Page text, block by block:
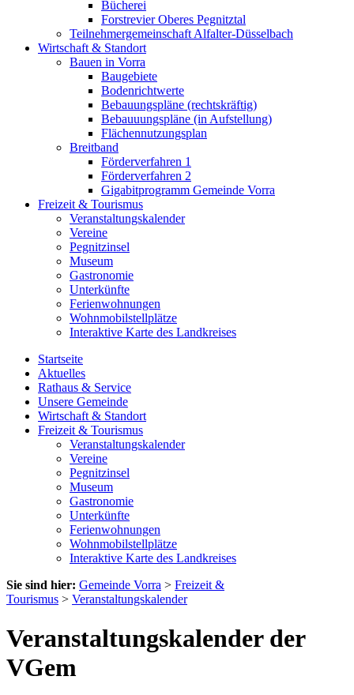
Bücherei
Forstrevier Oberes Pegnitztal
Teilnehmergemeinschaft Alfalter-Düsselbach
Wirtschaft & Standort
Bauen in Vorra
Baugebiete
Bodenrichtwerte
Bebauungspläne (rechtskräftig)
Bebauuungspläne (in Aufstellung)
Flächennutzungsplan
Breitband
Förderverfahren 1
Förderverfahren 2
Gigabitprogramm Gemeinde Vorra
Freizeit & Tourismus
Veranstaltungskalender
Vereine
Pegnitzinsel
Museum
Gastronomie
Unterkünfte
Ferienwohnungen
Wohnmobilstellplätze
Interaktive Karte des Landkreises
Startseite
Aktuelles
Rathaus & Service
Unsere Gemeinde
Wirtschaft & Standort
Freizeit & Tourismus
Veranstaltungskalender
Vereine
Pegnitzinsel
Museum
Gastronomie
Unterkünfte
Ferienwohnungen
Wohnmobilstellplätze
Interaktive Karte des Landkreises
Sie sind hier: Gemeinde Vorra > Freizeit &
Tourismus > Veranstaltungskalender
Veranstaltungskalender der
VGem